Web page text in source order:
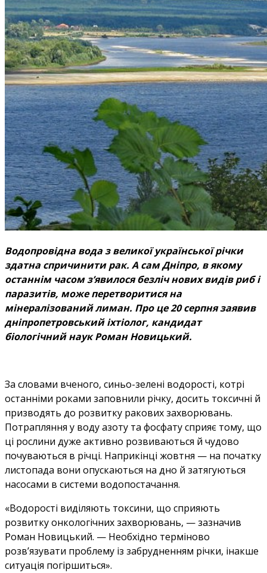
Водопровідна вода з великої української річки
здатна спричинити рак. А сам Дніпро, в якому
останнім часом з’явилося безліч нових видів риб і
паразитів, може перетворитися на
мінералізований лиман. Про це 20 серпня заявив
дніпропетровський іхтіолог, кандидат
біологічний наук Роман Новицький.
За словами вченого, синьо-зелені водорості, котрі
останніми роками заповнили річку, досить токсичні й
призводять до розвитку ракових захворювань.
Потрапляння у воду азоту та фосфату сприяє тому, що
ці рослини дуже активно розвиваються й чудово
почуваються в річці. Наприкінці жовтня — на початку
листопада вони опускаються на дно й затягуються
насосами в системи водопостачання.
«Водорості виділяють токсини, що сприяють
розвитку онкологічних захворювань, — зазначив
Роман Новицький. — Необхідно терміново
розв’язувати проблему із забрудненням річки, інакше
ситуація погіршиться».